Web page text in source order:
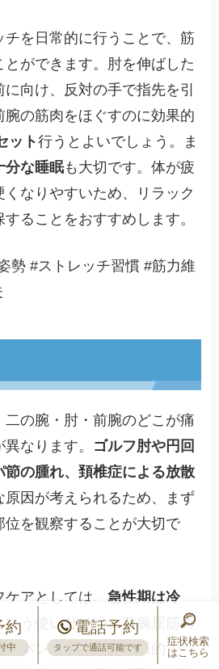
チを日常的に行うことで、筋
ができます。肘を伸ばした
向け、反対の手で指先を引
腕の筋肉をほぐすのに効果的
ット行うとよいでしょう。ま
分な睡眠も大切です。体が疲
なりやすいため、リラック
ることをおすすめします。
勢 #ストレッチ習慣 #筋力維
二の腕・肘・前腕のどこが痛
なります。 ゴルフ肘や円回
節の腫れ、頚椎症による放散
原因が考えられるため、まず
位を観察することが大切で
ケアとしては、急性期は冷
いう使い分けや、前腕屈筋の
ーバンドの活用が効果的で
約
中
電話予約
タップで通話可能です
症状検索
はこちら